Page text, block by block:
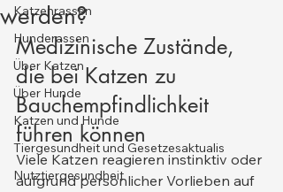
Katzenrassen
Hunderassen
Über Katzen
Über Hunde
Katzen und Hunde
Tiergesundheit und Gesetzesaktualis
Nutztiergesundheit
werden?
Medizinische Zustände,
die bei Katzen zu
Bauchempfindlichkeit
führen können
Viele Katzen reagieren instinktiv oder
aufgrund persönlicher Vorlieben auf